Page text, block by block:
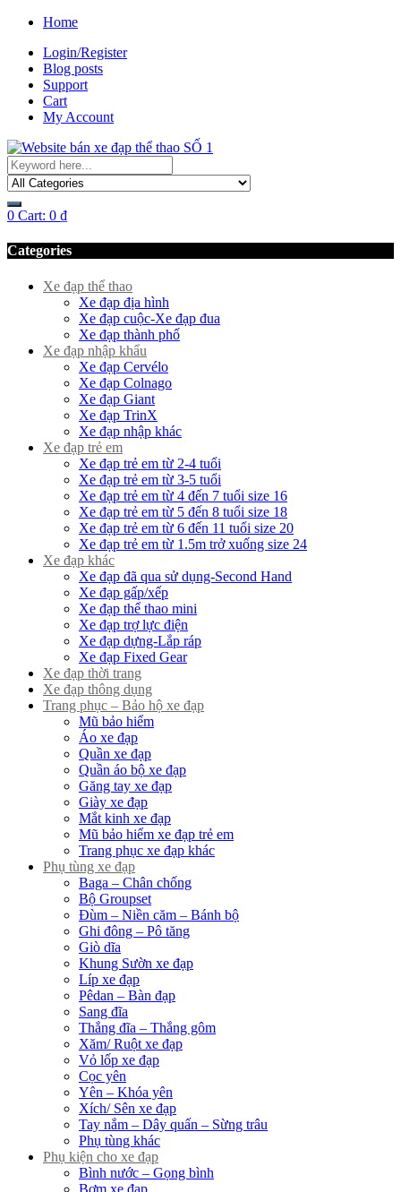
Home
Login/Register
Blog posts
Support
Cart
My Account
0 Cart: 0 ₫
Categories
Xe đạp thể thao
Xe đạp địa hình
Xe đạp cuộc-Xe đạp đua
Xe đạp thành phố
Xe đạp nhập khẩu
Xe đạp Cervélo
Xe đạp Colnago
Xe đạp Giant
Xe đạp TrinX
Xe đạp nhập khác
Xe đạp trẻ em
Xe đạp trẻ em từ 2-4 tuổi
Xe đạp trẻ em từ 3-5 tuổi
Xe đạp trẻ em từ 4 đến 7 tuổi size 16
Xe đạp trẻ em từ 5 đến 8 tuổi size 18
Xe đạp trẻ em từ 6 đến 11 tuổi size 20
Xe đạp trẻ em từ 1.5m trở xuống size 24
Xe đạp khác
Xe đạp đã qua sử dụng-Second Hand
Xe đạp gấp/xếp
Xe đạp thể thao mini
Xe đạp trợ lực điện
Xe đạp dựng-Lắp ráp
Xe đạp Fixed Gear
Xe đạp thời trang
Xe đạp thông dụng
Trang phục – Bảo hộ xe đạp
Mũ bảo hiểm
Áo xe đạp
Quần xe đạp
Quần áo bộ xe đạp
Găng tay xe đạp
Giày xe đạp
Mắt kinh xe đạp
Mũ bảo hiểm xe đạp trẻ em
Trang phục xe đạp khác
Phụ tùng xe đạp
Baga – Chân chống
Bộ Groupset
Đùm – Niền căm – Bánh bộ
Ghi đông – Pô tăng
Giò dĩa
Khung Sườn xe đạp
Líp xe đạp
Pêdan – Bàn đạp
Sang đĩa
Thắng đĩa – Thắng gôm
Xăm/ Ruột xe đạp
Vỏ lốp xe đạp
Cọc yên
Yên – Khóa yên
Xích/ Sên xe đạp
Tay nắm – Dây quấn – Sừng trâu
Phụ tùng khác
Phụ kiện cho xe đạp
Bình nước – Gọng bình
Bơm xe đạp